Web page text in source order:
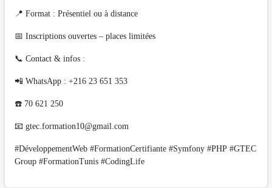
📍 Format : Présentiel ou à distance
📅 Inscriptions ouvertes – places limitées
📞 Contact & infos :
📲 WhatsApp : +216 23 651 353
☎️ 70 621 250
📧 gtec.formation10@gmail.com
#DéveloppementWeb #FormationCertifiante #Symfony #PHP #GTEC
Group #FormationTunis #CodingLife